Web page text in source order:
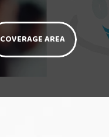
COVERAGE AREA